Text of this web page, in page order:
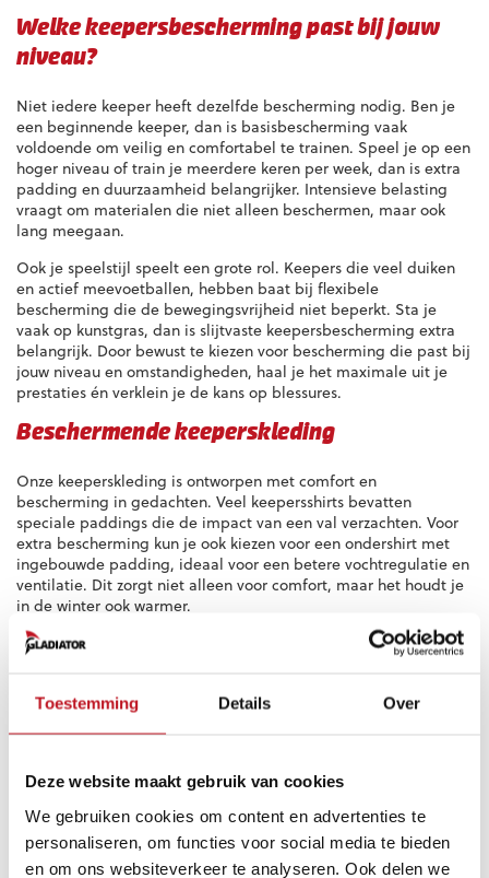
Toestemming Details Over
Deze website maakt gebruik van cookies
We gebruiken cookies om content en advertenties te
personaliseren, om functies voor social media te bieden
en om ons websiteverkeer te analyseren. Ook delen we
Welke keepersbescherming past bij jouw
niveau?
Niet iedere keeper heeft dezelfde bescherming nodig. Ben je
een beginnende keeper, dan is basisbescherming vaak
voldoende om veilig en comfortabel te trainen. Speel je op een
hoger niveau of train je meerdere keren per week, dan is extra
padding en duurzaamheid belangrijker. Intensieve belasting
vraagt om materialen die niet alleen beschermen, maar ook
lang meegaan.
Ook je speelstijl speelt een grote rol. Keepers die veel duiken
en actief meevoetballen, hebben baat bij flexibele
bescherming die de bewegingsvrijheid niet beperkt. Sta je
vaak op kunstgras, dan is slijtvaste keepersbescherming extra
belangrijk. Door bewust te kiezen voor bescherming die past bij
jouw niveau en omstandigheden, haal je het maximale uit je
prestaties én verklein je de kans op blessures.
Beschermende keeperskleding
Onze keeperskleding is ontworpen met comfort en
bescherming in gedachten. Veel keepersshirts bevatten
speciale paddings die de impact van een val verzachten. Voor
extra bescherming kun je ook kiezen voor een ondershirt met
ingebouwde padding, ideaal voor een betere vochtregulatie en
ventilatie. Dit zorgt niet alleen voor comfort, maar het houdt je
in de winter ook warmer.
Elleboog- en kniebescherming
Bij het maken van een redding kom je als keeper vaak op je
knieën of ellebogen terecht. Goede bescherming op deze
plekken geeft je de zekerheid om voluit voor de bal te gaan.
ontworpen om harde landingen te verzachten en blessures te
voorkomen. Ontdek snel welke knie- en elleboogbeschermers
het beste bij jouw speelstijl passen!
Keepersbescherming kopen?